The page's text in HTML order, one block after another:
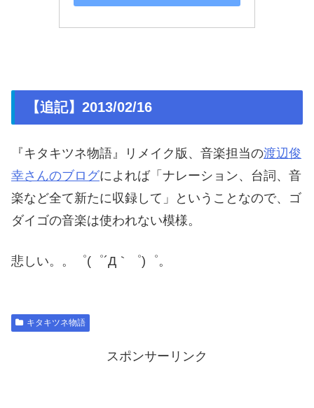
【追記】2013/02/16
『キタキツネ物語』リメイク版、音楽担当の渡辺俊
幸さんのブログによれば「ナレーション、台詞、音
楽など全て新たに収録して」ということなので、ゴ
ダイゴの音楽は使われない模様。
悲しい。。゜(゜´Д｀゜)゜。
キタキツネ物語
スポンサーリンク